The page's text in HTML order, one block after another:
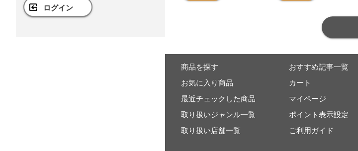
ログイン
商品を探す
お気に入り商品
最近チェックした商品
取り扱いジャンル一覧
取り扱い店舗一覧
おすすめ記事一覧
カート
マイページ
ポイント表示設定
ご利用ガイド